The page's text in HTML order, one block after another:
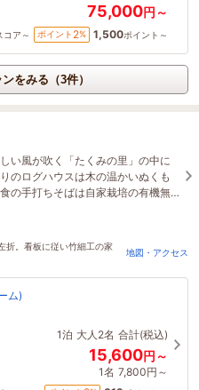
75,000円～
コア～ ポイント 2% 1,500ポイント～
をみる（3件）
い風が吹く「たくみの里」の中に
のログハウスは木の温かいぬくも
の手打ちそばは自家栽培の有機無
た本物の一品。そば打ち体験も楽
折。看板に従い竹細工の家
地図・アクセス
ム)
1泊 大人2名 合計(税込)
15,600円～
1名 7,800円～